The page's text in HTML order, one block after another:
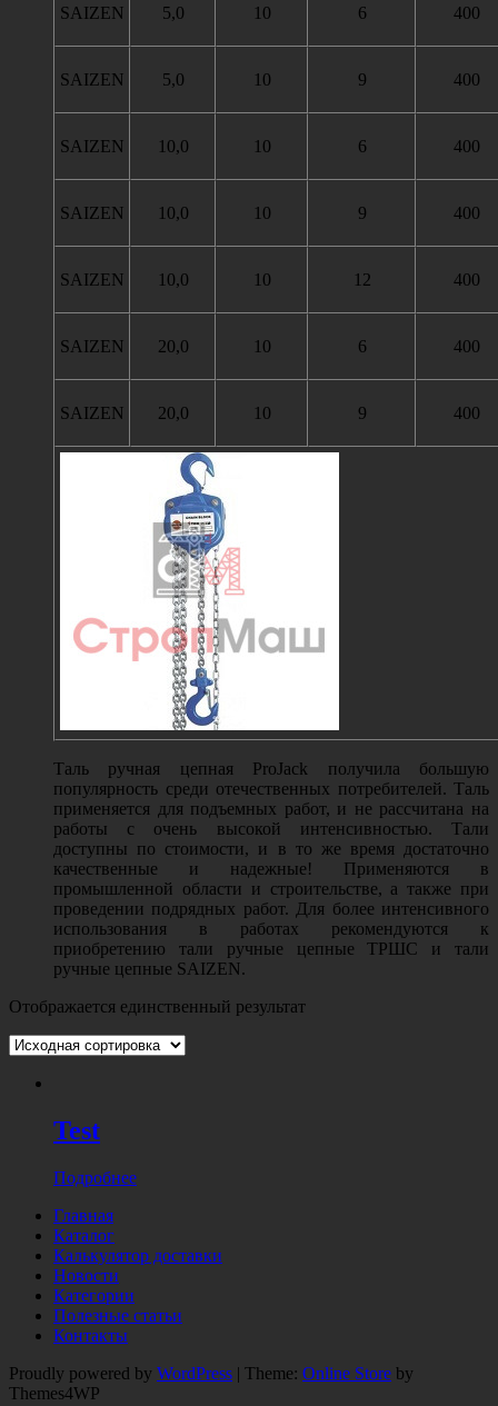
SAIZEN 5,0 10 6 400
SAIZEN 5,0 10 9 400
SAIZEN 10,0 10 6 400
SAIZEN 10,0 10 9 400
SAIZEN 10,0 10 12 400
SAIZEN 20,0 10 6 400
SAIZEN 20,0 10 9 400
Таль ручная цепная ProJack получила большую
популярность среди отечественных потребителей. Таль
применяется для подъемных работ, и не рассчитана на
работы с очень высокой интенсивностью. Тали
доступны по стоимости, и в то же время достаточно
качественные и надежные! Применяются в
промышленной области и строительстве, а также при
проведении подрядных работ. Для более интенсивного
использования в работах рекомендуются к
приобретению тали ручные цепные ТРШС и тали
ручные цепные SAIZEN.
Отображается единственный результат
Test
Подробнее
Главная
Каталог
Калькулятор доставки
Новости
Категории
Полезные статьи
Контакты
Proudly powered by WordPress | Theme: Online Store by
Themes4WP